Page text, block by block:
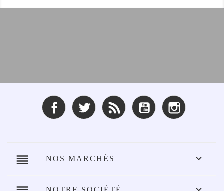
Facebook Twitter Rss YouTube
reorder NOS MARCHÉS 
NOTRE SOCIÉTÉ